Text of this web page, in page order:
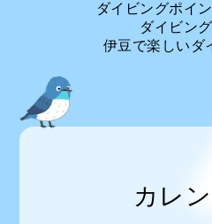
ダイビングポイ
ダイビン
伊豆で楽しいダ
カレ